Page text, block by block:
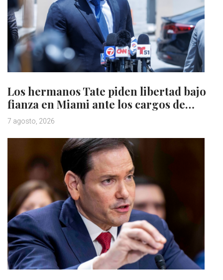
Los hermanos Tate piden libertad bajo
fianza en Miami ante los cargos de…
7 agosto, 2026